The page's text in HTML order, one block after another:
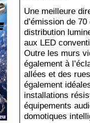
Une meilleure
d’émission de
distribution
aux LED
Outre les murs
également à
allées et des
également
installations
équipements
domotiques